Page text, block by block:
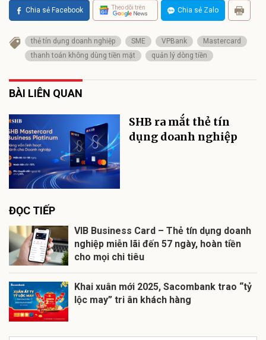
Chia sẻ Facebook Theo dõi trên Chia sẻ Zalo
thẻ tín dụng doanh nghiệp SME VPBank
Mastercard
thanh toán không dùng tiền mặt
quản lý dòng tiền
BÀI LIÊN QUAN
SHB ra mắt thẻ tín
dụng doanh nghiệp
ĐỌC TIẾP
VIB Business Card – Thẻ tín dụng doanh
nghiệp miễn lãi đến 57 ngày, hoàn tiền
cho mọi chi tiêu
Khai xuân mới 2025, Sacombank trao “tỷ
lộc may” tri ân khách hàng